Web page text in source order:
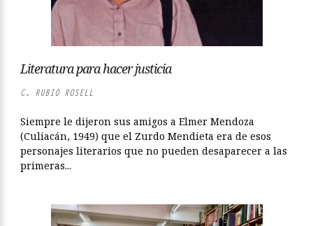
Literatura para hacer justicia
C. RUBIO ROSELL
Siempre le dijeron sus amigos a Elmer Mendoza
(Culiacán, 1949) que el Zurdo Mendieta era de esos
personajes literarios que no pueden desaparecer a las
primeras...